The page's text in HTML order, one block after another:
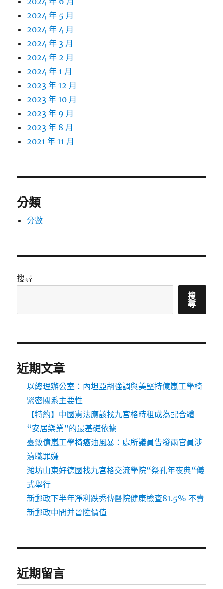
2024 年 5 月
2024 年 4 月
2024 年 3 月
2024 年 2 月
2024 年 1 月
2023 年 12 月
2023 年 10 月
2023 年 9 月
2023 年 8 月
2021 年 11 月
分類
分數
搜尋
搜
尋
近期文章
以總理辦公室：內坦亞胡強調與美堅持億嵐工學椅
緊密關系主要性
【特約】中國憲法應該找九宮格時租成為配合體
“安居樂業”的最基礎依據
臺致億嵐工學椅癌油風暴：處所議員告發兩官員涉
瀆職罪嫌
濰坊山東好德國找九宮格交流學院“祭孔年夜典“儀
式舉行
新郵政下半年凈利跌秀傳醫院健康檢查81.5% 不賣
新郵政中間并晉陞價值
近期留言